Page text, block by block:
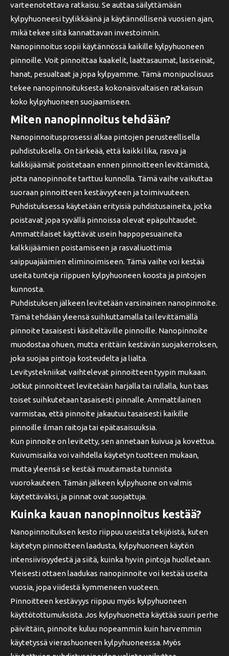
varteenotettava ratkaisu. Se auttaa säilyttämään
kylpyhuoneesi tyylikkäänä ja käytännöllisenä vuosien ajan,
mikä tekee siitä kannattavan investoinnin.
Nanopinnoitus sopii käytännössä kaikille kylpyhuoneen
pinnoille. Voit pinnoittaa kaakelit, laattasaumat, lasiseinät,
hanat, pesualtaat ja jopa kylpyamme. Tämä monipuolisuus
tekee nanopinnoituksesta kokonaisvaltaisen ratkaisun
koko kylpyhuoneen suojaamiseen.
Miten nanopinnoitus tehdään?
Nanopinnoitusprosessi alkaa pintojen perusteellisella
puhdistuksella. On tärkeää, että kaikki lika, rasva ja
kalkkijäämät poistetaan ennen pinnoitteen levittämistä,
jotta nanopinnoite tarttuu kunnolla. Tämä vaihe vaikuttaa
suoraan pinnoitteen kestävyyteen ja toimivuuteen.
Puhdistuksessa käytetään erityisiä puhdistusaineita, jotka
poistavat jopa syvällä pinnoissa olevat epäpuhtaudet.
Ammattilaiset käyttävät usein happopesuaineita
kalkkijäämien poistamiseen ja rasvaliuottimia
saippuajäämien eliminoimiseen. Tämä vaihe voi kestää
useita tunteja riippuen kylpyhuoneen koosta ja pintojen
kunnosta.
Puhdistuksen jälkeen levitetään varsinainen nanopinnoite.
Tämä tehdään yleensä suihkuttamalla tai levittämällä
pinnoite tasaisesti käsiteltäville pinnoille. Nanopinnoite
muodostaa ohuen, mutta erittäin kestävän suojakerroksen,
joka suojaa pintoja kosteudelta ja lialta.
Levitystekniikat vaihtelevat pinnoitteen tyypin mukaan.
Jotkut pinnoitteet levitetään harjalla tai rullalla, kun taas
toiset suihkutetaan tasaisesti pinnalle. Ammattilainen
varmistaa, että pinnoite jakautuu tasaisesti kaikille
pinnoille ilman raitoja tai epätasaisuuksia.
Kun pinnoite on levitetty, sen annetaan kuivua ja kovettua.
Kuivumisaika voi vaihdella käytetyn tuotteen mukaan,
mutta yleensä se kestää muutamasta tunnista
vuorokauteen. Tämän jälkeen kylpyhuone on valmis
käytettäväksi, ja pinnat ovat suojattuja.
Kuinka kauan nanopinnoitus kestää?
Nanopinnoituksen kesto riippuu useista tekijöistä, kuten
käytetyn pinnoitteen laadusta, kylpyhuoneen käytön
intensiivisyydestä ja siitä, kuinka hyvin pintoja huolletaan.
Yleisesti ottaen laadukas nanopinnoite voi kestää useita
vuosia, jopa viidestä kymmeneen vuoteen.
Pinnoitteen kestävyys riippuu myös kylpyhuoneen
käyttötottumuksista. Jos kylpyhuonetta käyttää suuri perhe
päivittäin, pinnoite kuluu nopeammin kuin harvemmin
käytetyssä vierashuoneen kylpyhuoneessa. Myös